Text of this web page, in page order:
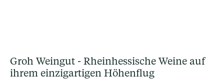
Groh Weingut - Rheinhessische Weine auf
ihrem einzigartigen Höhenflug